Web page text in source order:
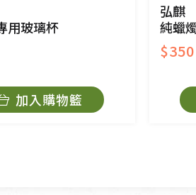
的優惠商品與蔬菜箱，不接
，請務必保持原包裝方式及
式或未使用原箱退回，導致
用玻璃杯
加入購物籃
弘麒
純蠟
$350